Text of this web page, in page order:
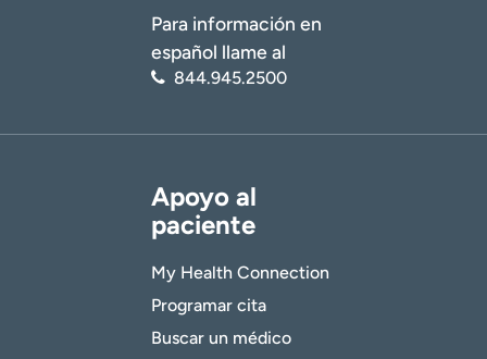
Para información en
español llame al
844.945.2500
Apoyo al
paciente
My Health Connection
Programar cita
Buscar un médico